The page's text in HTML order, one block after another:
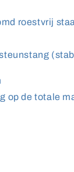
roestvrij
op de totale